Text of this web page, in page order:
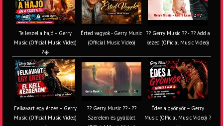
Te leszel a hajó – Gerry
Music (Official Music Video)
?☀️
Érted vagyok - Gerry Music
(Official Music Video)
?? Gerry Music ?? - ?? Add a
kezed (Official Music Video)
Felkavart egy érzés – Gerry
Music (Official Music Video)
?? Gerry Music ?? - ??
Szerelem és gyűlölet
Édes a gyönyör – Gerry
Music (Official Music Video) ?